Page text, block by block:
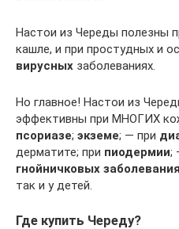
Настои из Череды полезны
кашле, и при простудных и
вирусных заболеваниях.
Но главное! Настои из
эффективны при МНОГИХ
псориазе; экземе; — при
дерматите; при пиодермии;
гнойничковых
так и у детей.
Где купить Череду?